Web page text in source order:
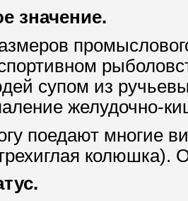
значение.
супом из
желудочно-
поедают многие